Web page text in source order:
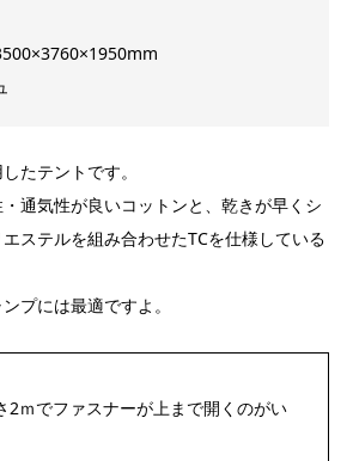
たテントです。
通気性が良いコットンと、乾きが早くシ
ステルを組み合わせたTCを仕様している
プには最適ですよ。
2ｍでファスナーが上まで開くのがい